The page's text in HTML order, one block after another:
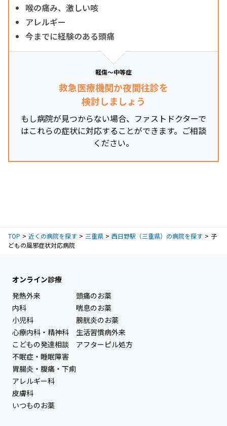
喉の痛み、激しい咳
アレルギー
今までに経験のある頭痛
軽傷～中等症
救急医療機関か夜間往診を
検討しましょう
もし病院が見つからない場合、ファストドクターで
はこれらの症状に対応することができます。ご相談
ください。
TOP 近くの病院を探す 三重県 西日野駅（三重県）の病院を探す
子
どもの風邪症状対応病院
オンライン診療
発熱外来
内科
小児科
心療内科・精神科
こどもの発達相談
不眠症・睡眠障害
胃腸炎・腹痛・下痢
アレルギー科
皮膚科
いつものお薬
頭痛のお薬
喘息のお薬
膀胱炎のお薬
生活習慣病外来
アフターピル処方